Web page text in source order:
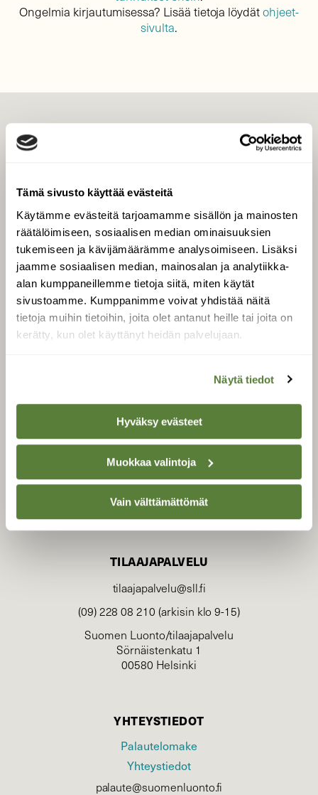
Tämä sivusto käyttää evästeitä
Käytämme evästeitä tarjoamamme sisällön ja mainosten
räätälöimiseen, sosiaalisen median ominaisuuksien
tukemiseen ja kävijämäärämme analysoimiseen. Lisäksi
jaamme sosiaalisen median, mainosalan ja analytiikka-
alan kumppaneillemme tietoja siitä, miten käytät
sivustoamme. Kumppanimme voivat yhdistää näitä
tietoja muihin tietoihin, joita olet antanut heille tai joita on
kerätty, kun olet käyttänyt heidän palvelujaan.
Näytä tiedot
Hyväksy evästeet
Muokkaa valintoja
Vain välttämättömät
Ongelmia kirjautumisessa? Lisää tietoja löydätohjeet-
sivulta.
Tilaa digilukuoikeus
Äänestä parasta juttua
Tilaa uutiskirje
SUOMEN LUONNON­
SUOJELU­LIITTO
Suomen Luonto -lehden
luonnonsuojelu­liitto.
TILAAJAPALVELU
tilaajapalvelu@sll.fi
(09) 228 08 210 (arkisin klo 9-15)
Suomen Luonto/tilaajapalvelu
Sörnäistenkatu 1
00580 Helsinki
YHTEYSTIEDOT
Palautelomake
Yhteystiedot
palaute@suomenluonto.fi